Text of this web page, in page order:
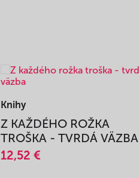
Knihy
Z KAŽDÉHO ROŽKA
TROŠKA - TVRDÁ VÄZBA
12,52 €